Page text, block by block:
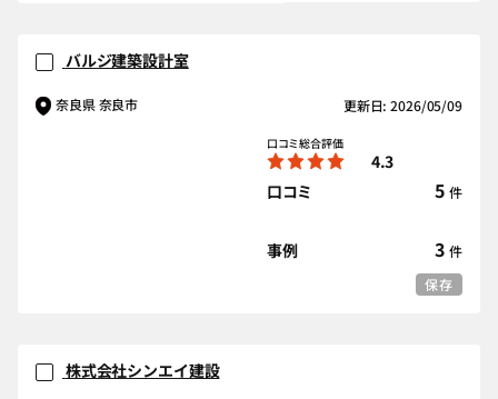
バルジ建築設計室
奈良県 奈良市 更新日: 2026/05/09
口コミ総合評価
4.3
口コミ
5 件
事例 3 件
保存
株式会社シンエイ建設